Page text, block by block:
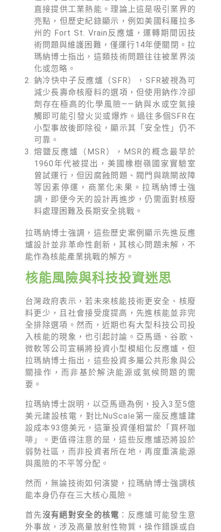
直接提供工業熱能。理論上這是吸引業界的
亮點，但歷史紀錄顯示，例如美國科羅拉多
州的 Fort St. Vrain反應爐，運轉期間因技
術問題與維護困難，僅運行14年便關閉。拉
瑪納博士指出，這類技術問題往往被業界淡
化或忽略。
鈉冷快中子反應爐（SFR），SFR被視為可
減少長壽命核廢料的選項，但使用鈉作冷卻
劑存在極高的化學風險——鈉與水或空氣接
觸即可能引發火災或爆炸。過往多個SFR在
小型事故後即除役，顯示其「安全性」仍不
可靠。
熔鹽反應爐（MSR），MSR的概念最早於
1960年代被提出，美國橡樹嶺國家實驗室
曾試運行，但因腐蝕問題、閥門與跳閘故障
等因素停運，商業化未果。拉瑪納博士強
調，即便今天的設計再進步，仍需面對核廢
料處理困難及長期安全挑戰。
拉瑪納博士強調，這些歷史案例顯示先進反應
爐設計並非革命性創新，其核心問題未解，不
能作為核能產業挑戰的解方。
核能風險與科技投資迷思
台灣政府表示，若未來核能技術更安全、核廢
料更少，且社會接受度提高，先進核能並非完
全排除選項。然而，近期也有大型科技公司投
入核能的現象，也引起討論。亞馬遜、谷歌、
微軟等公司宣稱將投資小型模組化反應爐，但
拉瑪納博士指出，這些投資多屬公共形象與公
關操作，而非基於解決能源或氣候問題的需
要。
拉瑪納博士說明，以亞馬遜為例，投入3至5億
美元建設核電，對比NuScale第一座反應爐建
設成本93億美元，這筆投資僅相當於「買杯咖
啡」。更值得注意的是，這些反應爐恐將設於
弱勢社區，而非投資者所在地，再度重演能源
與風險的不平等分配。
然而，無論技術如何演變，拉瑪納博士強調核
能本身仍存在三大核心風險。
首先沒有絕對安全的核電 ：反應爐可能發生意
外事故，涉及高量放射性物質，操作錯誤或自